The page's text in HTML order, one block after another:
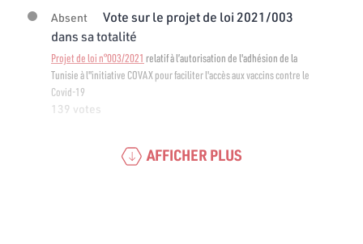
Absent
Vote sur le projet de loi 2021/003
dans sa totalité
Projet de loi n°003/2021 relatif à l’autorisation de l'adhésion de la
Tunisie à l"initiative COVAX pour faciliter l'accès aux vaccins contre le
Covid-19
139 votes
AFFICHER PLUS